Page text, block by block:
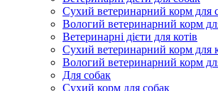
Сухий ветеринарний корм для
Вологий ветеринарний корм
Ветеринарні дієти для котів
Сухий ветеринарний корм для
Вологий ветеринарний корм
Для собак
Сухий корм для собак